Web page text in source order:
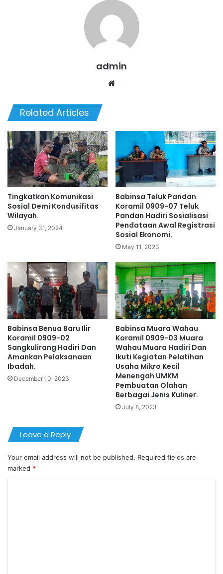
admin
Related Articles
Tingkatkan Komunikasi
Sosial Demi Kondusifitas
Wilayah.
January 31, 2024
Babinsa Teluk Pandan
Koramil 0909-07 Teluk
Pandan Hadiri Sosialisasi
Pendataan Awal Registrasi
Sosial Ekonomi.
May 11, 2023
Babinsa Benua Baru Ilir
Koramil 0909-02
Sangkulirang Hadiri Dan
Amankan Pelaksanaan
Ibadah.
December 10, 2023
Babinsa Muara Wahau
Koramil 0909-03 Muara
Wahau Muara Hadiri Dan
Ikuti Kegiatan Pelatihan
Usaha Mikro Kecil
Menengah UMKM
Pembuatan Olahan
Berbagai Jenis Kuliner.
July 8, 2023
Leave a Reply
Your email address will not be published. Required fields are
marked *